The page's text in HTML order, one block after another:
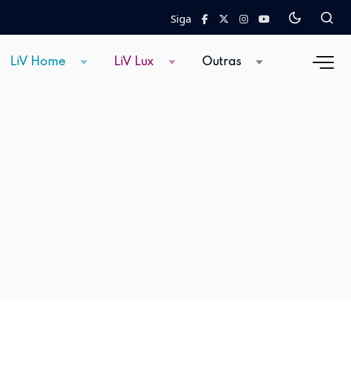
Siga
LiV Home LiV Lux Outras